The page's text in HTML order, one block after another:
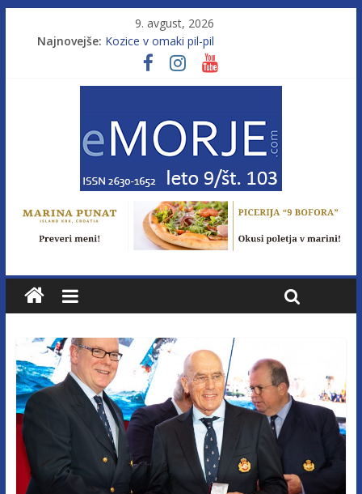
9. avgust, 2026
Najnovejše: Kozice v omaki pil-pil
Leto 9, št. 103; Licenca brez morja
Od morja do gorja 11